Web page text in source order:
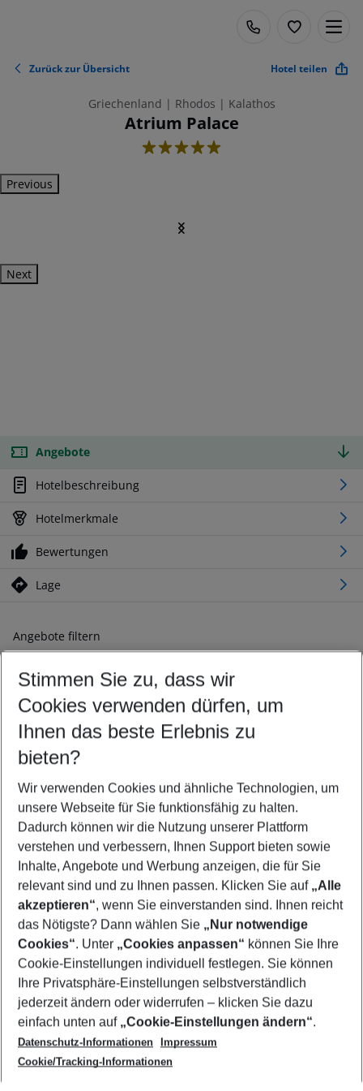
Zurück zur Übersicht Hotel teilen
Griechenland | Rhodos | Kalathos
Atrium Palace
5
Previous
Next
Angebote
Hotelbeschreibung
Hotelmerkmale
Bewertungen
Lage
Angebote filtern
Ändern Sie Ihre Kriterien nach Ihren Wünschen
Abflughafen wählen
Beliebiger Abflughafen
Reisezeitraum wählen
11.08.26– 09.08.27 5-8 Nächte
2 Erwachsene Keine Kinder
Mehr Filter anzeigen
Footer
Footer navigation
Über uns
AGB
Cookie-Einstellungen ändern
Cookie-Richtlinie
Datenschutz
Service & Hilfe
Barrierefreies Reisen
Check-in
Folgen Sie uns
Stimmen Sie zu, dass wir
Cookies verwenden dürfen, um
Ihnen das beste Erlebnis zu
bieten?
Wir verwenden Cookies und ähnliche Technologien, um
unsere Webseite für Sie funktionsfähig zu halten.
Dadurch können wir die Nutzung unserer Plattform
verstehen und verbessern, Ihnen Support bieten sowie
Inhalte, Angebote und Werbung anzeigen, die für Sie
relevant sind und zu Ihnen passen. Klicken Sie auf „Alle
akzeptieren“, wenn Sie einverstanden sind. Ihnen reicht
das Nötigste? Dann wählen Sie „Nur notwendige
Cookies“. Unter „Cookies anpassen“ können Sie Ihre
Cookie-Einstellungen individuell festlegen. Sie können
Ihre Privatsphäre-Einstellungen selbstverständlich
jederzeit ändern oder widerrufen – klicken Sie dazu
einfach unten auf „Cookie-Einstellungen ändern“.
Datenschutz-Informationen
Impressum
Cookie/Tracking-Informationen